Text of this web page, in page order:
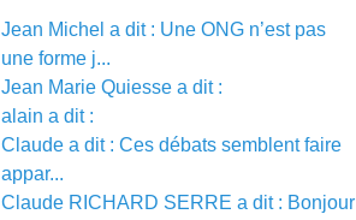
Jean Michel a dit : Une ONG n’est pas
une forme j...
Jean Marie Quiesse a dit :
alain a dit :
Claude a dit : Ces débats semblent faire
appar...
Claude RICHARD SERRE a dit : Bonjour